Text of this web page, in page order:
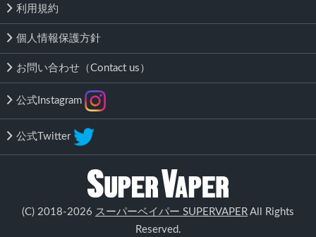
利用規約
個人情報保護方針
お問い合わせ（Contact us）
公式Instagram
公式Twitter
(C) 2018-2026 スーパーベイパー SUPERVAPER All Rights
Reserved.
該当する商品がありません
検索する